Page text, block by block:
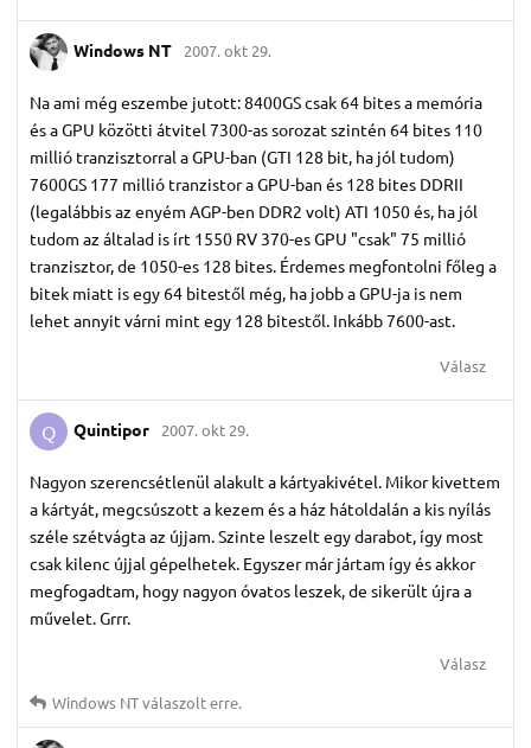
Windows NT 2007. okt 29.
Na ami még eszembe jutott: 8400GS csak 64 bites a memória
és a GPU közötti átvitel 7300-as sorozat szintén 64 bites 110
millió tranzisztorral a GPU-ban (GTI 128 bit, ha jól tudom)
7600GS 177 millió tranzistor a GPU-ban és 128 bites DDRII
(legalábbis az enyém AGP-ben DDR2 volt) ATI 1050 és, ha jól
tudom az általad is írt 1550 RV 370-es GPU "csak" 75 millió
tranzisztor, de 1050-es 128 bites. Érdemes megfontolni főleg a
bitek miatt is egy 64 bitestől még, ha jobb a GPU-ja is nem
lehet annyit várni mint egy 128 bitestől. Inkább 7600-ast.
Válasz
Q Quintipor 2007. okt 29.
Nagyon szerencsétlenül alakult a kártyakivétel. Mikor kivettem
a kártyát, megcsúszott a kezem és a ház hátoldalán a kis nyílás
széle szétvágta az újjam. Szinte leszelt egy darabot, így most
csak kilenc újjal gépelhetek. Egyszer már jártam így és akkor
megfogadtam, hogy nagyon óvatos leszek, de sikerült újra a
művelet. Grrr.
Válasz
Windows NTválaszolt erre.